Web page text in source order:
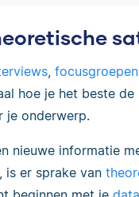
, focusgroepen
hoe je het beste
je onderwerp.
nieuwe informatie
is er sprake van